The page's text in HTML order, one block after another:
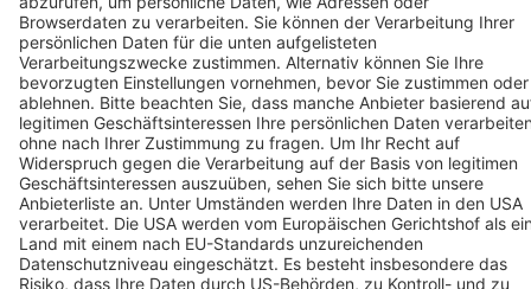
ab 18,00 €
AUG
9
09:00
OBERHAUSEN OBEX | Oberhausen
POLAR EXPERIENCE - Die immersive Ausstellung